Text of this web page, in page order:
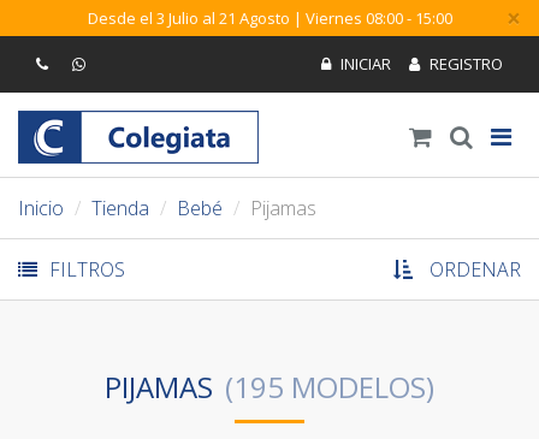
Desde el 3 Julio al 21 Agosto | Viernes 08:00 - 15:00 ×
Inicio Tienda Bebé Pijamas
FILTROS ORDENAR
PIJAMAS